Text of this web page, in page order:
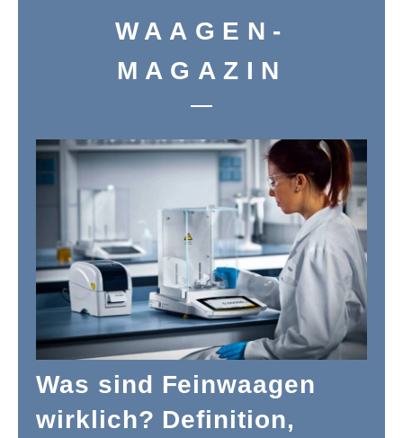
WAAGEN-
MAGAZIN
Was sind Feinwaagen
wirklich? Definition,